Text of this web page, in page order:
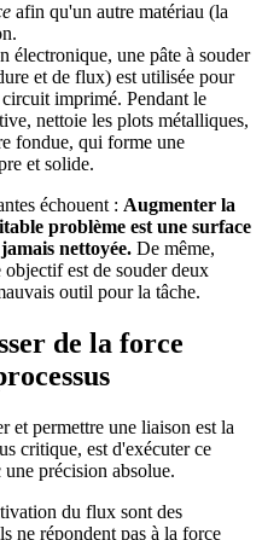
afin qu'un autre matériau (la
électronique, une pâte à souder
et de flux) est utilisée pour
imprimé. Pendant le
nettoie les plots métalliques,
fondue, qui forme une
et solide.
échouent : Augmenter la
problème est une surface
nettoyée. De même,
est de souder deux
outil pour la tâche.
de la force
et permettre une liaison est la
critique, est d'exécuter ce
précision absolue.
du flux sont des
ne répondent pas à la force